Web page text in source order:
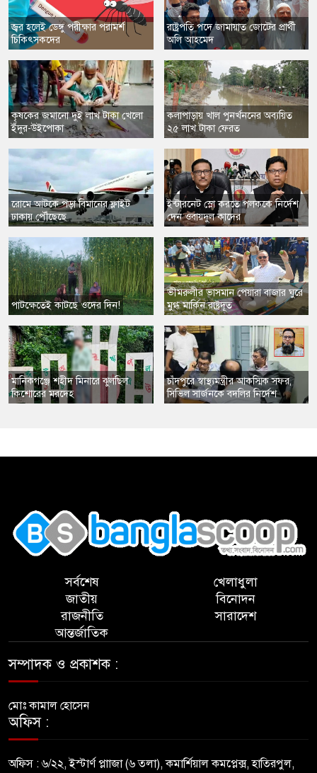
​জ্বর হলেই ডেঙ্গু পরীক্ষার পরামর্শ
চিকিৎসকদের
​কৃষকের জমানো দুই লাখ টাকা খেলো
ইঁদুর-উইপোকা
​রোমে আটকে পড়া বিমানের ফ্লাইট
ঢাকায় পৌঁছেছে
পাটক্ষেতেই কাটছে ওদের দিন!
​মানিকগঞ্জে শহীদ মিনারে ঝুলছিল
কিশোরের মরদেহ
রাষ্ট্রপতি পদে জামায়াত জোটের প্রার্থী
অলি আহমেদ
কলাপাড়ায় খাল পুনর্খননের অব্যয়িত
২৫ লাখ টাকা ফেরত
​ইন্টারনেট স্লো করতে পলককে নির্দেশ
দেন ওবায়দুল কাদের
​ভীমরুলীর ভাসমান পেয়ারা বাজার ঘুরে
মুগ্ধ মার্কিন রাষ্ট্রদূত
চাঁদপুরে স্বাস্থ্যমন্ত্রীর আকস্মিক সফর,
সিভিল সার্জনকে বদলির নির্দেশ
সর্বশেষ
জাতীয়
রাজনীতি
আন্তর্জাতিক
খেলাধুলা
বিনোদন
সারাদেশ
সম্পাদক ও প্রকাশক :
মোঃ কামাল হোসেন
অফিস :
অফিস : ৬/২২, ইস্টার্ণ প্লাাজা (৬ তলা), কমার্শিয়াল কমপ্লেক্স, হাতিরপুল,